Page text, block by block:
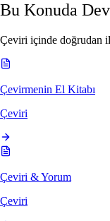
Bu Konuda
Çeviri içinde doğrudan
Çevirmenin El Kitabı
Çeviri
Çeviri & Yorum
Çeviri